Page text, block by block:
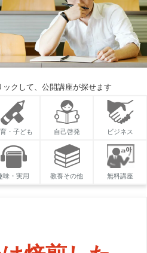
クして、公開講座が探せます
・子ども 自己啓発 ビジネス
味・実用 教養その他 無料講座